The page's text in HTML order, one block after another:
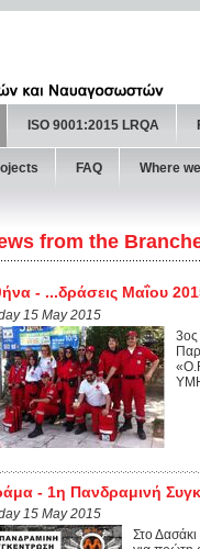
ISO 9001:2015 LRQA
FAQ Where
from the
- ...δράσεις Μαΐου
15 May 2015
3ος
- 1η Πανδραμινή
15 May 2015
Στο